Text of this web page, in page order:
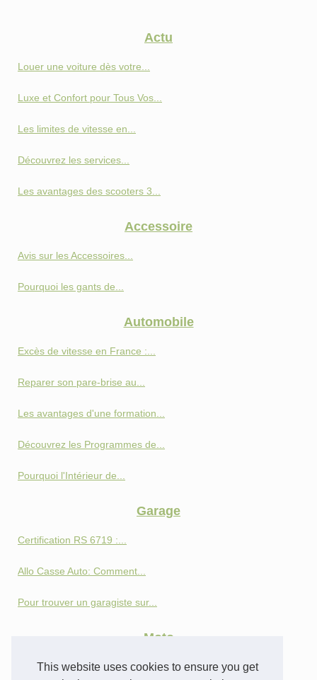
This website uses cookies to ensure you get
Actu
Louer une voiture dès votre...
Luxe et Confort pour Tous Vos...
Les limites de vitesse en...
Découvrez les services...
Les avantages des scooters 3...
Accessoire
Avis sur les Accessoires...
Pourquoi les gants de...
Automobile
Excès de vitesse en France :...
Reparer son pare-brise au...
Les avantages d'une formation...
Découvrez les Programmes de...
Pourquoi l'Intérieur de...
Garage
Certification RS 6719 :...
Allo Casse Auto: Comment...
Pour trouver un garagiste sur...
Moto
Perspectives et innovations :...